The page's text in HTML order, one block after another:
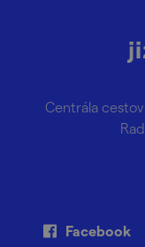
Centrála
Facebook